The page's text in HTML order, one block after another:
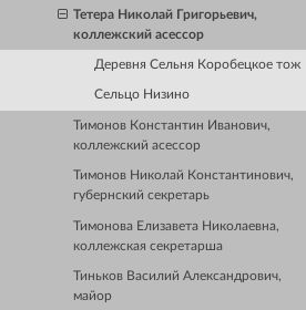
Тетера Николай Григорьевич,
коллежский асессор
Деревня Сельня Коробецкое тож
Сельцо Низино
Тимонов Константин Иванович,
коллежский асессор
Тимонов Николай Константинович,
губернский секретарь
Тимонова Елизавета Николаевна,
коллежская секретарша
Тиньков Василий Александрович,
майор